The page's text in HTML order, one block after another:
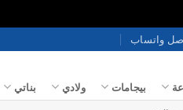
واتساب
بيجامات ولادي بناتي